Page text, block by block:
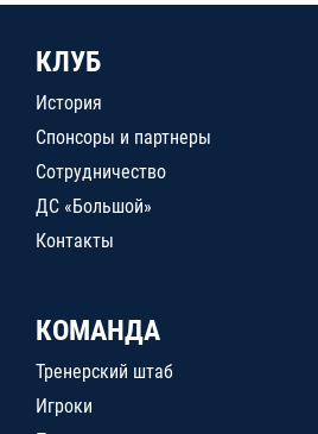
КЛУБ
История
Спонсоры и партнеры
Сотрудничество
ДС «Большой»
Контакты
КОМАНДА
Тренерский штаб
Игроки